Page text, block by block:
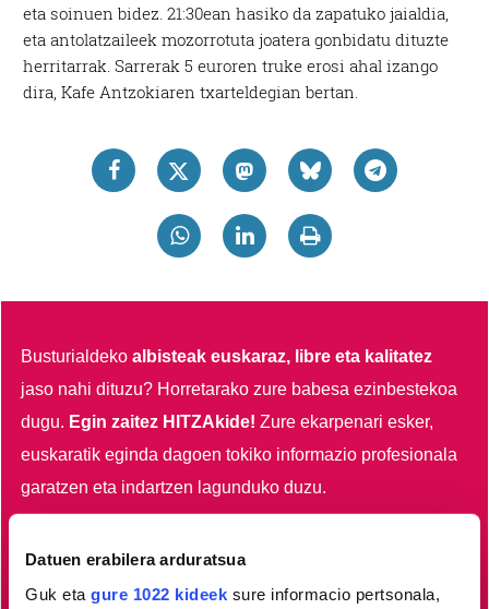
Datuen erabilera arduratsua
Guk eta gure 1022 kideek sure informacio pertsonala,
eta soinuen bidez. 21:30ean hasiko da zapatuko jaialdia,
eta antolatzaileek mozorrotuta joatera gonbidatu dituzte
herritarrak. Sarrerak 5 euroren truke erosi ahal izango
dira, Kafe Antzokiaren txarteldegian bertan.
Busturialdekoalbisteak euskaraz, libre eta kalitatez
jaso nahi dituzu? Horretarako zure babesa ezinbestekoa
dugu. Egin zaitez HITZAkide!Zure ekarpenari esker,
euskaratik eginda dagoen tokiko informazio profesionala
garatzen eta indartzen lagunduko duzu.
Egin HITZAkide